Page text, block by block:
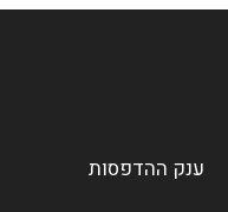
ענק ההדפסות